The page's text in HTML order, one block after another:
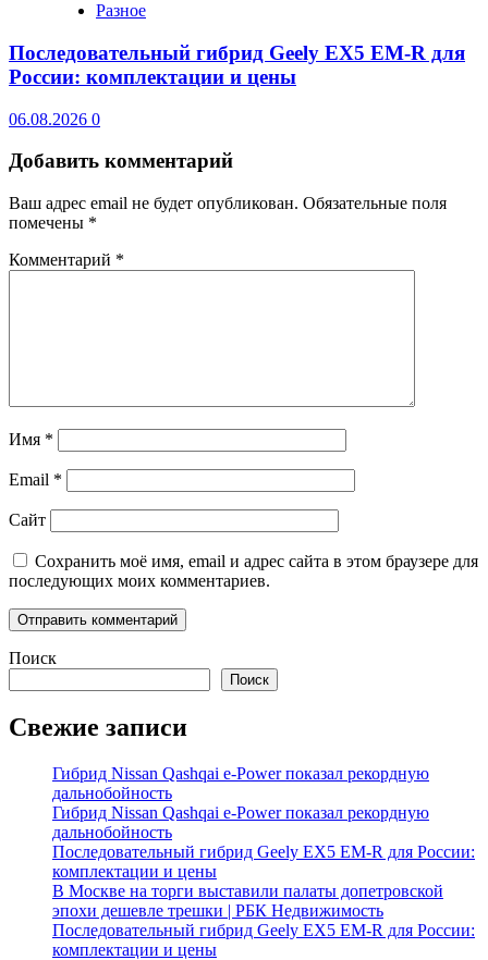
Разное
Последовательный гибрид Geely EX5 EM-R для
России: комплектации и цены
06.08.2026 0
Добавить комментарий
Ваш адрес email не будет опубликован. Обязательные поля
помечены *
Комментарий *
Имя *
Email *
Сайт
Сохранить моё имя, email и адрес сайта в этом браузере для
последующих моих комментариев.
Поиск
Поиск
Свежие записи
Гибрид Nissan Qashqai e-Power показал рекордную
дальнобойность
Гибрид Nissan Qashqai e-Power показал рекордную
дальнобойность
Последовательный гибрид Geely EX5 EM-R для России:
комплектации и цены
В Москве на торги выставили палаты допетровской
эпохи дешевле трешки | РБК Недвижимость
Последовательный гибрид Geely EX5 EM-R для России:
комплектации и цены